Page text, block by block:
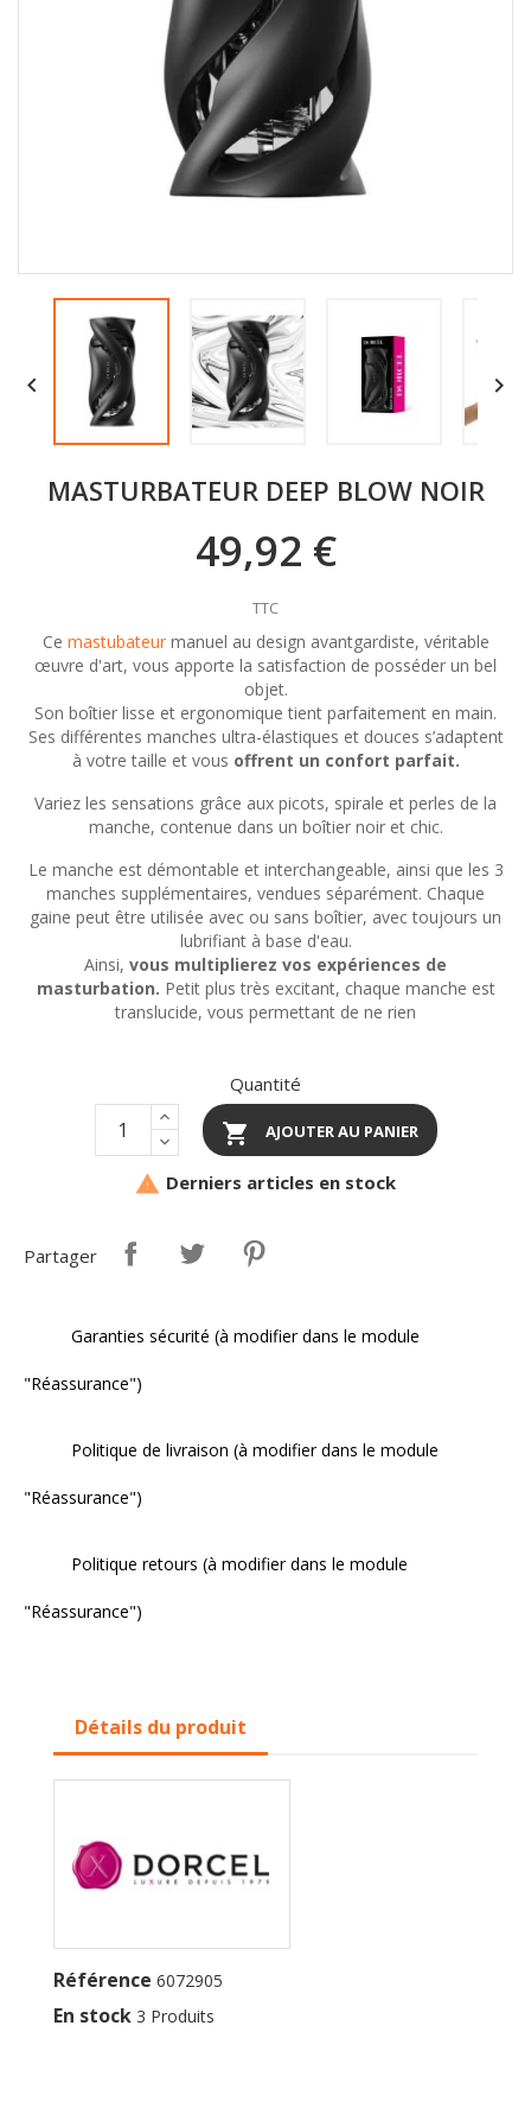
 
MASTURBATEUR DEEP BLOW NOIR
49,92 €
TTC
Ce mastubateur manuel au design avantgardiste, véritable
œuvre d'art, vous apporte la satisfaction de posséder un bel
objet.
Son boîtier lisse et ergonomique tient parfaitement en main.
Ses différentes manches ultra-élastiques et douces s’adaptent
à votre taille et vous offrent un confort parfait.
Variez les sensations grâce aux picots, spirale et perles de la
manche, contenue dans un boîtier noir et chic.
Le manche est démontable et interchangeable, ainsi que les 3
manches supplémentaires, vendues séparément. Chaque
gaine peut être utilisée avec ou sans boîtier, avec toujours un
lubrifiant à base d'eau.
Ainsi, vous multiplierez vos expériences de
masturbation. Petit plus très excitant, chaque manche est
translucide, vous permettant de ne rien
Quantité
 AJOUTER AU PANIER
 Derniers articles en stock
Partager
Garanties sécurité (à modifier dans le module
"Réassurance")
Politique de livraison (à modifier dans le module
"Réassurance")
Politique retours (à modifier dans le module
"Réassurance")
Détails du produit
Référence 6072905
En stock 3 Produits